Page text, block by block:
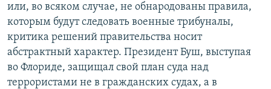
или, во всяком случае, не обнародованы правила,
которым будут следовать военные трибуналы,
критика решений правительства носит
абстрактный характер. Президент Буш, выступая
во Флориде, защищал свой план суда над
террористами не в гражданских судах, а в